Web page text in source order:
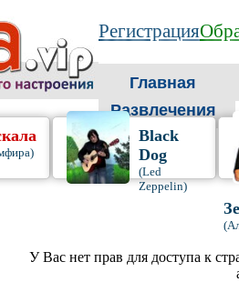
Регистрация
Главная
Развлечения
Black
Dog
(Led
Zeppelin)
У Вас нет прав для доступа к